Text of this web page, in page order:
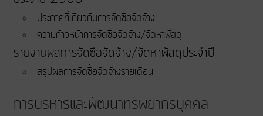
ประกาศที่เกี่ยวกับการจัดซื้อจัดจ้าง
ความก้าวหน้าการจัดซื้อจัดจ้าง/จัดหาพัสดุ
รายงานผลการจัดซื้อจัดจ้าง/จัดหาพัสดุประจำปี
สรุปผลการจัดซื้อจัดจ้างรายเดือน
การบริหารและพัฒนาทรัพยากรบุคคล